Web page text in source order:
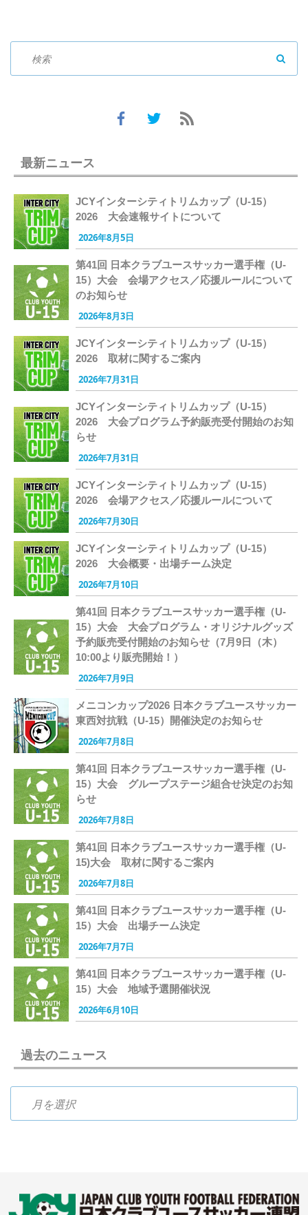
最新ニュース
JCYインターシティトリムカップ（U-15）
2026 大会速報サイトについて
2026年8月5日
第41回 日本クラブユースサッカー選手権（U-
15）大会 会場アクセス／応援ルールについて
のお知らせ
2026年8月3日
JCYインターシティトリムカップ（U-15）
2026 取材に関するご案内
2026年7月31日
JCYインターシティトリムカップ（U-15）
2026 大会プログラム予約販売受付開始のお知
らせ
2026年7月31日
JCYインターシティトリムカップ（U-15）
2026 会場アクセス／応援ルールについて
2026年7月30日
JCYインターシティトリムカップ（U-15）
2026 大会概要・出場チーム決定
2026年7月10日
第41回 日本クラブユースサッカー選手権（U-
15）大会 大会プログラム・オリジナルグッズ
予約販売受付開始のお知らせ（7月9日（木）
10:00より販売開始！）
2026年7月9日
メニコンカップ2026 日本クラブユースサッカー
東西対抗戦（U-15）開催決定のお知らせ
2026年7月8日
第41回 日本クラブユースサッカー選手権（U-
15）大会 グループステージ組合せ決定のお知
らせ
2026年7月8日
第41回 日本クラブユースサッカー選手権（U-
15)大会 取材に関するご案内
2026年7月8日
第41回 日本クラブユースサッカー選手権（U-
15）大会 出場チーム決定
2026年7月7日
第41回 日本クラブユースサッカー選手権（U-
15）大会 地域予選開催状況
2026年6月10日
過去のニュース